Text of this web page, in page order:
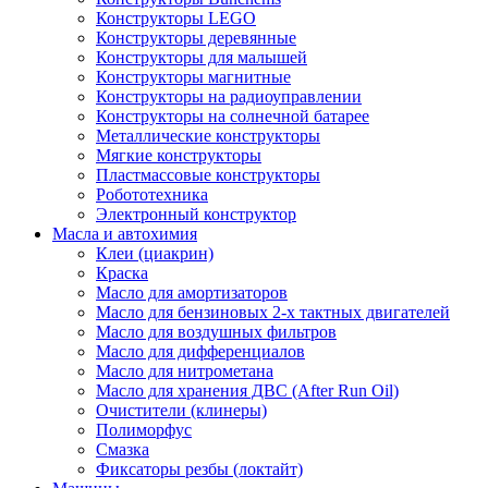
Конструкторы LEGO
Конструкторы деревянные
Конструкторы для малышей
Конструкторы магнитные
Конструкторы на радиоуправлении
Конструкторы на солнечной батарее
Металлические конструкторы
Мягкие конструкторы
Пластмассовые конструкторы
Робототехника
Электронный конструктор
Масла и автохимия
Клеи (циакрин)
Краска
Масло для амортизаторов
Масло для бензиновых 2-х тактных двигателей
Масло для воздушных фильтров
Масло для дифференциалов
Масло для нитрометана
Масло для хранения ДВС (After Run Oil)
Очистители (клинеры)
Полиморфус
Смазка
Фиксаторы резбы (локтайт)